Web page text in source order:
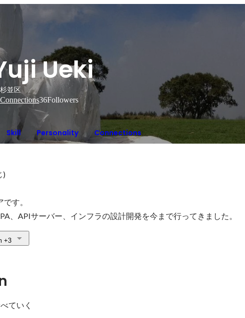
Ueki
杉並区
Connections36Followers
Skill Personality Connections
)
す。
、APIサーバー、インフラの設計開発を今まで行ってきました。
+3
ていく